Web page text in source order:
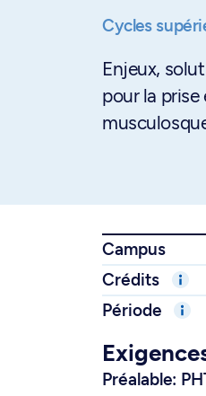
Cycles
Enjeux,
pour la
Campus
Crédits
Période
Préalable: